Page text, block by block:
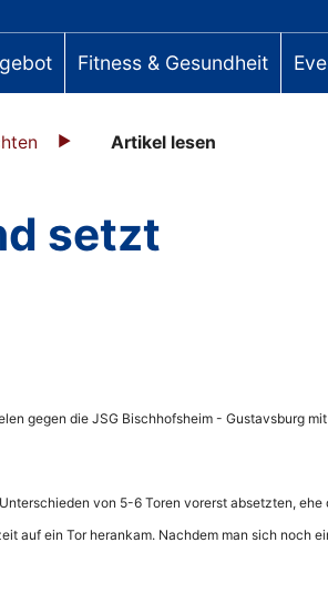
Fitness & Gesundheit
Artikel lesen
setzt
gegen die JSG Bischhofsheim - Gustavsburg
von 5-6 Toren vorerst absetzten, ehe
auf ein Tor herankam. Nachdem man sich noch